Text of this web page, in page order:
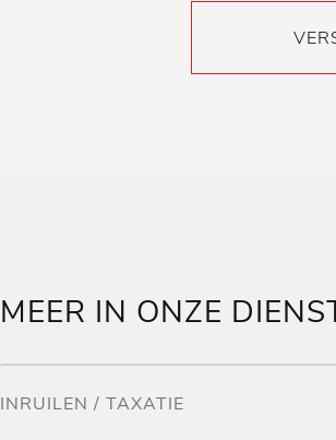
MEER IN ONZE
INRUILEN / TAXATIE